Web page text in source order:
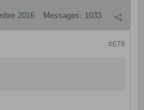
2016 Messages: 1033
#678